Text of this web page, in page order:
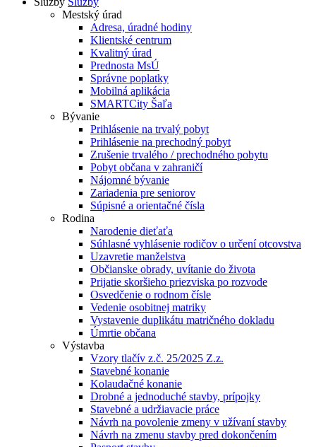
Mestský úrad
Adresa, úradné hodiny
Klientské centrum
Kvalitný úrad
Prednosta MsÚ
Správne poplatky
Mobilná aplikácia
SMARTCity Šaľa
Bývanie
Prihlásenie na trvalý pobyt
Prihlásenie na prechodný pobyt
Zrušenie trvalého / prechodného pobytu
Pobyt občana v zahraničí
Nájomné bývanie
Zariadenia pre seniorov
Súpisné a orientačné čísla
Rodina
Narodenie dieťaťa
Súhlasné vyhlásenie rodičov o určení otcovstva
Uzavretie manželstva
Občianske obrady, uvítanie do života
Prijatie skoršieho priezviska po rozvode
Osvedčenie o rodnom čísle
Vedenie osobitnej matriky
Vystavenie duplikátu matričného dokladu
Úmrtie občana
Výstavba
Vzory tlačív z.č. 25/2025 Z.z.
Stavebné konanie
Kolaudačné konanie
Drobné a jednoduché stavby, prípojky
Stavebné a udržiavacie práce
Návrh na povolenie zmeny v užívaní stavby
Návrh na zmenu stavby pred dokončením